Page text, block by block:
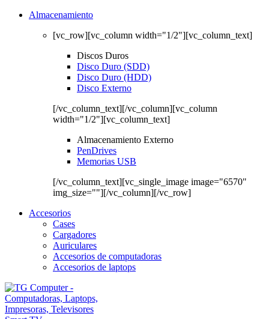
Almacenamiento
[vc_row][vc_column width="1/2"][vc_column_text]
Discos Duros
Disco Duro (SDD)
Disco Duro (HDD)
Disco Externo
[/vc_column_text][/vc_column][vc_column
width="1/2"][vc_column_text]
Almacenamiento Externo
PenDrives
Memorias USB
[/vc_column_text][vc_single_image image="6570"
img_size=""][/vc_column][/vc_row]
Accesorios
Cases
Cargadores
Auriculares
Accesorios de computadoras
Accesorios de laptops